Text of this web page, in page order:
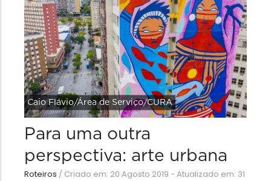
Caio Flávio/Área de Serviço/CURA
Para uma outra
perspectiva: arte urbana
Roteiros / Criado em: 20 Agosto 2019 - Atualizado em: 31